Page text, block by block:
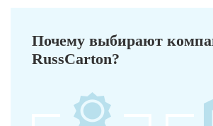
Почему выбирают
RussCarton?